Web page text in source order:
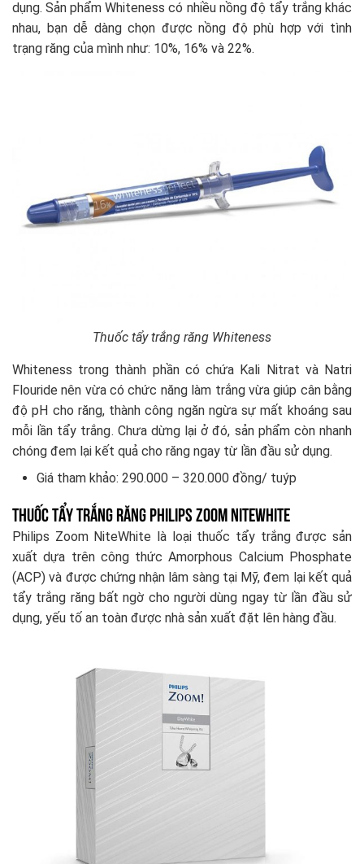
dụng. Sản phẩm Whiteness có nhiều nồng độ tẩy trắng khác
nhau, bạn dễ dàng chọn được nồng độ phù hợp với tình
trạng răng của mình như: 10%, 16% và 22%.
Thuốc tẩy trắng răng Whiteness
Whiteness trong thành phần có chứa Kali Nitrat và Natri
Flouride nên vừa có chức năng làm trắng vừa giúp cân bằng
độ pH cho răng, thành công ngăn ngừa sự mất khoáng sau
mỗi lần tẩy trắng. Chưa dừng lại ở đó, sản phẩm còn nhanh
chóng đem lại kết quả cho răng ngay từ lần đầu sử dụng.
Giá tham khảo: 290.000 – 320.000 đồng/ tuýp
Thuốc tẩy trắng răng Philips Zoom Nitewhite
Philips Zoom NiteWhite là loại thuốc tẩy trắng được sản
xuất dựa trên công thức Amorphous Calcium Phosphate
(ACP) và được chứng nhận lâm sàng tại Mỹ, đem lại kết quả
tẩy trắng răng bất ngờ cho người dùng ngay từ lần đầu sử
dụng, yếu tố an toàn được nhà sản xuất đặt lên hàng đầu.